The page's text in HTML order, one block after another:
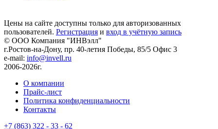
Цены на сайте доступны только для авторизованных
пользователей. Регистрация и вход в учётную запись
© ООО Компания "ИНВэлл"
г.Ростов-на-Дону, пр. 40-летия Победы, 85/5 Офис 3
e-mail: info@invell.ru
2006-2026г.
О компании
Прайс-лист
Политика конфиденциальности
Контакты
+7 (863) 322 - 33 - 62